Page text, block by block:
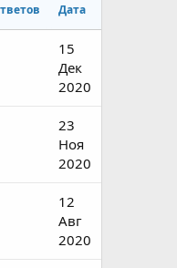
Дата
15
Дек
2020
23
Ноя
2020
12
Авг
2020